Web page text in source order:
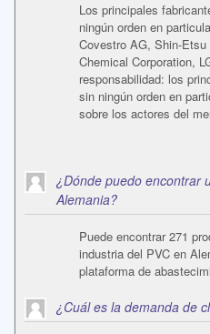
Los principales
ningún orden en
Covestro AG, Shin-
Chemical Corporation,
responsabilidad: los
sin ningún orden en
sobre los actores del
¿Dónde puedo encontrar
Alemania?
Puede encontrar 271
industria del PVC en
plataforma de
¿Cuál es la demanda de